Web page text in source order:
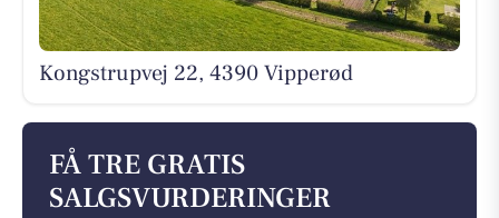
Kongstrupvej 22, 4390 Vipperød
FÅ TRE GRATIS
SALGSVURDERINGER